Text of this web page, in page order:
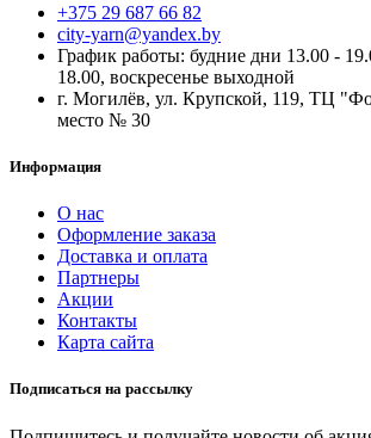
+375 29 687 66 82
city-yarn@yandex.by
График работы: будние дни 13.00 -
18.00, воскресенье выходной
г. Могилёв, ул. Крупской, 119, ТЦ
место № 30
Информация
О нас
Оформление заказа
Доставка и оплата
Партнеры
Акции
Контакты
Карта сайта
Подписаться на рассылку